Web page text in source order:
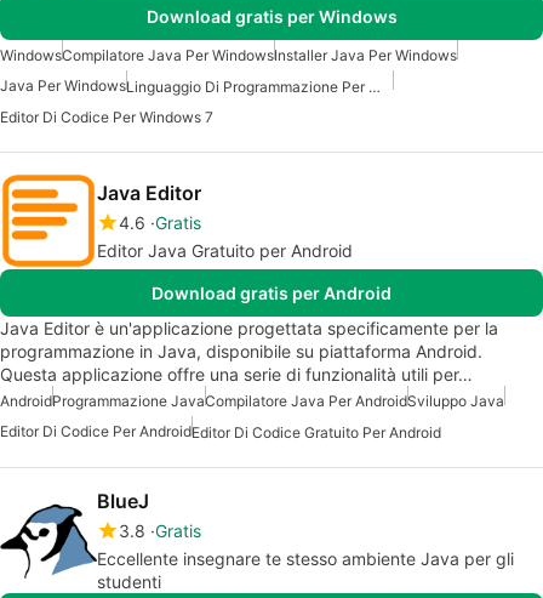
Download gratis per Windows
WindowsCompilatore Java Per WindowsInstaller Java Per Windows
Java Per Windows
Linguaggio Di Programmazione Per Windows
Editor Di Codice Per Windows 7
Java Editor
4.6 Gratis
Editor Java Gratuito per Android
Download gratis per Android
Java Editor è un'applicazione progettata specificamente per la
programmazione in Java, disponibile su piattaforma Android.
Questa applicazione offre una serie di funzionalità utili per…
AndroidProgrammazione JavaCompilatore Java Per AndroidSviluppo Java
Editor Di Codice Per AndroidEditor Di Codice Gratuito Per Android
BlueJ
3.8 Gratis
Eccellente insegnare te stesso ambiente Java per gli
studenti